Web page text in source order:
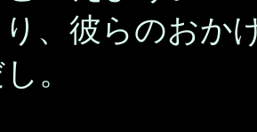
、彼らのおか
。